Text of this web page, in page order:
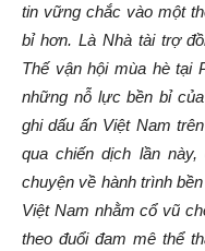
tin vững chắc vào một
bỉ hơn. Là Nhà tài trợ
Thế vận hội mùa hè tại
những nỗ lực bền bỉ
ghi dấu ấn Việt Nam
qua chiến dịch lần
chuyện về hành trình
Việt Nam nhằm cổ vũ
theo đuổi đam mê thể